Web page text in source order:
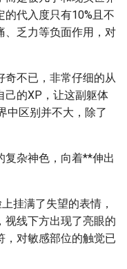
代入度只有10%且不
、乏力等负面作用，对
奇不已，非常仔细的从
己的XP，让这副躯体
中区别并不大，除了
复杂神色，向着**伸出
挂满了失望的表情，
视线下方出现了亮眼的
，对敏感部位的触觉已